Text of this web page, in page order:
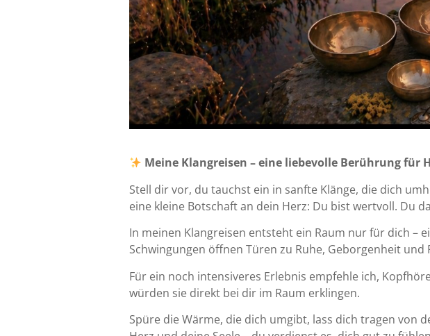
Meine Klangreisen – eine liebevolle Berührung für
Stell dir vor, du tauchst ein in sanfte Klänge, die dich
eine kleine Botschaft an dein Herz: Du bist wertvoll. Du
In meinen Klangreisen entsteht ein Raum nur für dich –
Schwingungen öffnen Türen zu Ruhe, Geborgenheit
Für ein noch intensiveres Erlebnis empfehle ich,
würden sie direkt bei dir im Raum erklingen.
Spüre die Wärme, die dich umgibt, lass dich tragen von